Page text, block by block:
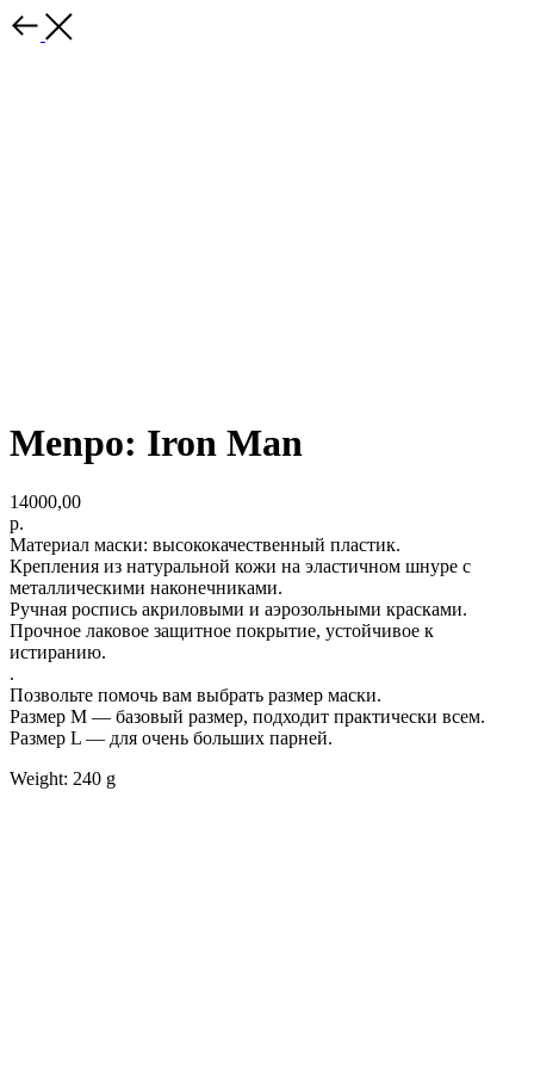
Menpo: Iron Man
14000,00
р.
Материал маски: высококачественный пластик.
Крепления из натуральной кожи на эластичном шнуре с
металлическими наконечниками.
Ручная роспись акриловыми и аэрозольными красками.
Прочное лаковое защитное покрытие, устойчивое к
истиранию.
.
Позвольте помочь вам выбрать размер маски.
Размер М — базовый размер, подходит практически всем.
Размер L — для очень больших парней.
Weight: 240 g